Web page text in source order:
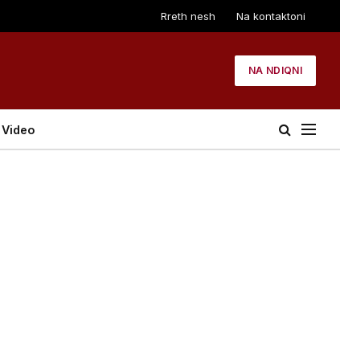
Rreth nesh Na kontaktoni
NA NDIQNI
Video